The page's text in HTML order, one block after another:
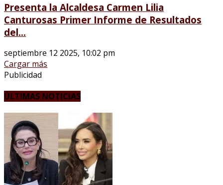
Presenta la Alcaldesa Carmen Lilia
Canturosas Primer Informe de Resultados
del...
septiembre 12 2025, 10:02 pm
Cargar más
Publicidad
ÚLTIMAS NOTICIAS